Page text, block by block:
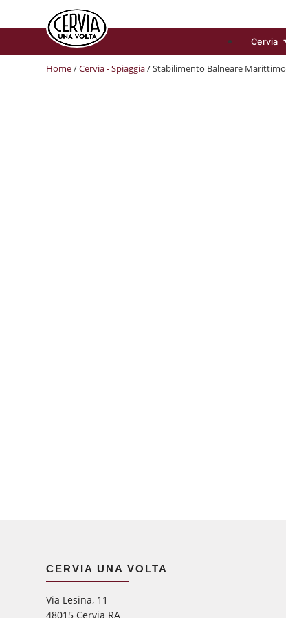
Cervia
Home/Cervia - Spiaggia/ Stabilimento Balneare Marittimo
CERVIA UNA VOLTA
Via Lesina, 11
48015 Cervia RA